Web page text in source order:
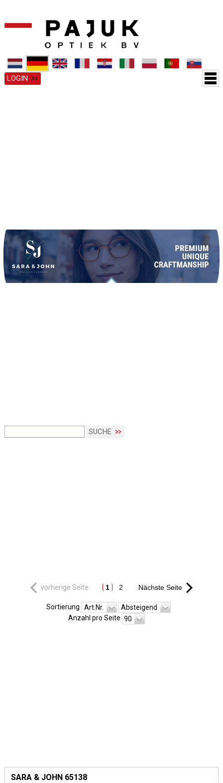
LOGIN
SUCHE
vorherige Seite 1 2 Nächste Seite
Sortierung Art.Nr.
Absteigend
Anzahl pro Seite 90
SARA & JOHN 65138